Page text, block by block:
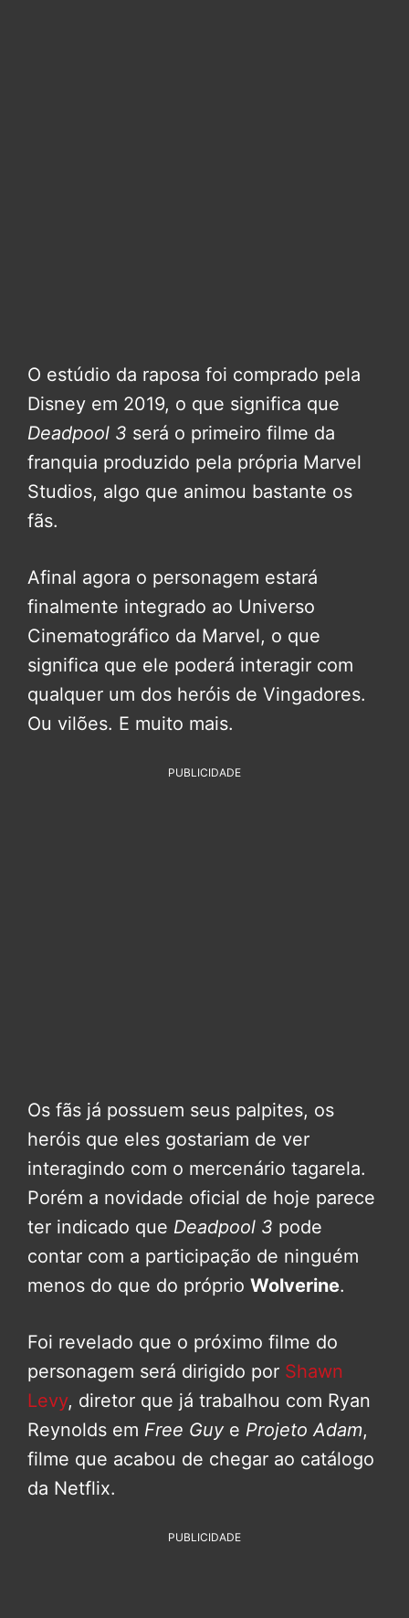
O estúdio da raposa foi comprado pela
Disney em 2019, o que significa que
Deadpool 3 será o primeiro filme da
franquia produzido pela própria Marvel
Studios, algo que animou bastante os
fãs.
Afinal agora o personagem estará
finalmente integrado ao Universo
Cinematográfico da Marvel, o que
significa que ele poderá interagir com
qualquer um dos heróis de Vingadores.
Ou vilões. E muito mais.
PUBLICIDADE
Os fãs já possuem seus palpites, os
heróis que eles gostariam de ver
interagindo com o mercenário tagarela.
Porém a novidade oficial de hoje parece
ter indicado que Deadpool 3 pode
contar com a participação de ninguém
menos do que do próprio Wolverine.
Foi revelado que o próximo filme do
personagem será dirigido por Shawn
Levy, diretor que já trabalhou com Ryan
Reynolds em Free Guy e Projeto Adam,
filme que acabou de chegar ao catálogo
da Netflix.
PUBLICIDADE